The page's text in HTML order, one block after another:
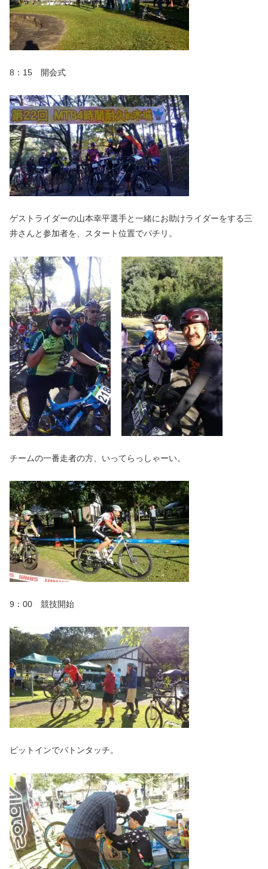
8：15 開会式
ゲストライダーの山本幸平選手と一緒にお助けライダーをする三
井さんと参加者を、スタート位置でパチリ。
チームの一番走者の方、いってらっしゃーい。
9：00 競技開始
ピットインでバトンタッチ。